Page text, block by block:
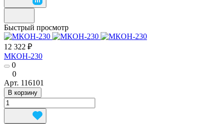
Быстрый просмотр
12 322 ₽
МКОН-230
0
0
Арт. 116101
В корзину